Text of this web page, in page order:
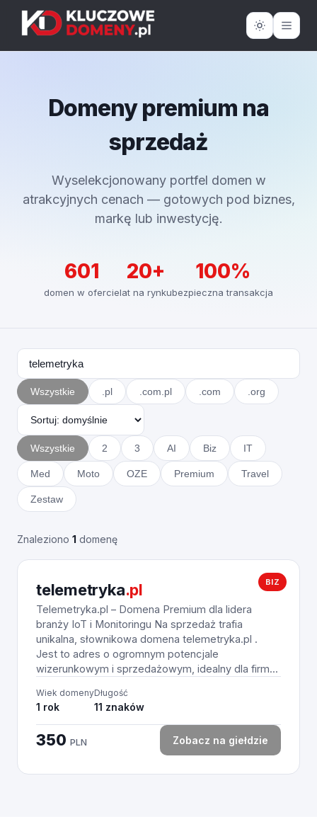
Domeny premium na
sprzedaż
Wyselekcjonowany portfel domen w
atrakcyjnych cenach — gotowych pod biznes,
markę lub inwestycję.
601
domen w ofercie
20+
lat na rynku
100%
bezpieczna transakcja
Wszystkie .pl .com.pl .com .org
Wszystkie 2 3 AI Biz IT
Med Moto OZE Premium Travel
Zestaw
Znaleziono 1 domenę
BIZ
telemetryka.pl
Telemetryka.pl – Domena Premium dla lidera
branży IoT i Monitoringu Na sprzedaż trafia
unikalna, słownikowa domena telemetryka.pl .
Jest to adres o ogromnym potencjale
wizerunkowym i sprzedażowym, idealny dla firm...
Wiek domeny
1 rok
Długość
11 znaków
350 PLN Zobacz na giełdzie